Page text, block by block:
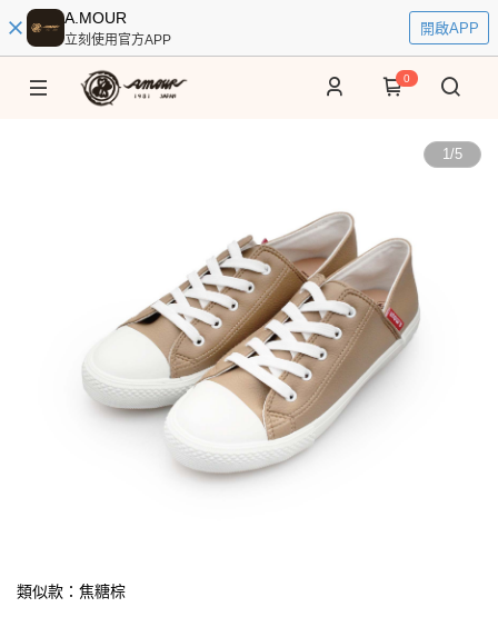
A.MOUR
立刻使用官方APP
開啟APP
0
1/5
類似款：焦糖棕